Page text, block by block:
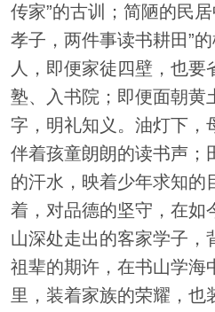
传家”的古训；简陋的民
孝子，两件事读书耕田”
人，即便家徒四壁，也要
塾、入书院；即便面朝黄
字，明礼知义。油灯下，
伴着孩童朗朗的读书声；
的汗水，映着少年求知的
着，对品德的坚守，在如
山深处走出的客家学子，
祖辈的期许，在书山学海
里，装着家族的荣耀，也